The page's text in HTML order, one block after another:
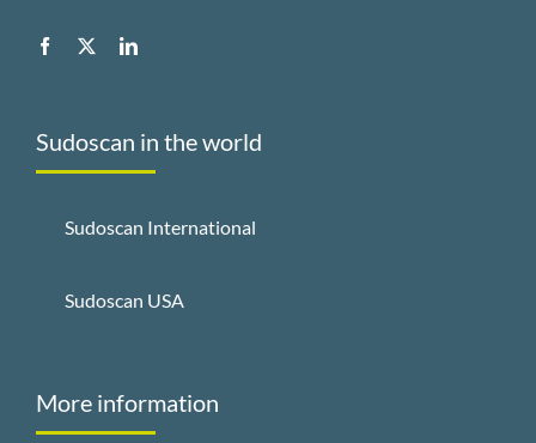
Sudoscan in the world
Sudoscan International
Sudoscan USA
More information